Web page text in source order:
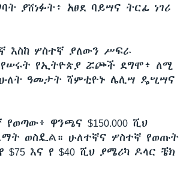
ያሸነፉት፥ አፀደ ባይሣና ትርፊ ነገሪ
እስከ ሦስተኛ ያለውን ሥፍራ
የሠሩት የኢትዮጵያ ሯጮች ደግሞ፥ ለሚ
ሁለት ዓመታት ሻምቲዮኑ ሌሊሣ ዴሢሣና
ዋንጫና $150.000 ሺህ
ወስዷል። ሁለተኛና ሦስተኛ የወጡት
እና የ $40 ሺህ ያሜሪካ ዶላር ቼክ